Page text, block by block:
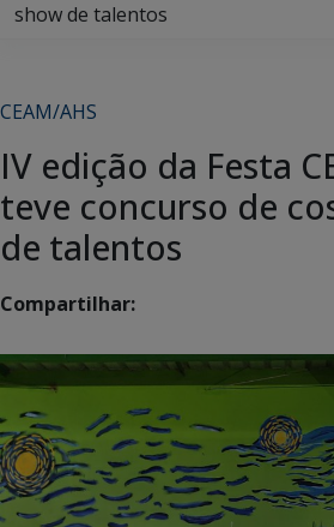
show de talentos
CEAM/AHS
IV edição da Festa
teve concurso de
de talentos
Compartilhar: